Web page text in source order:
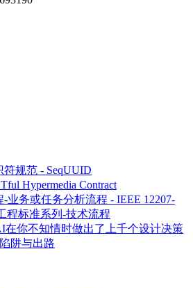
规范 - SeqUUID
Hypermedia Contract
业务或任务分析流程 - IEEE 12207-
程标准系列-技术流程
你不知情时做出了上千个设计决策
阱与出路